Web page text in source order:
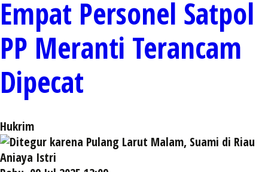
Empat Personel Satpol
PP Meranti Terancam
Dipecat
Hukrim